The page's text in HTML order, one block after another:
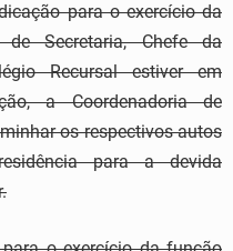
para o exercício da
Secretaria, Chefe da
Recursal estiver em
a Coordenadoria de
os respectivos autos
para a devida